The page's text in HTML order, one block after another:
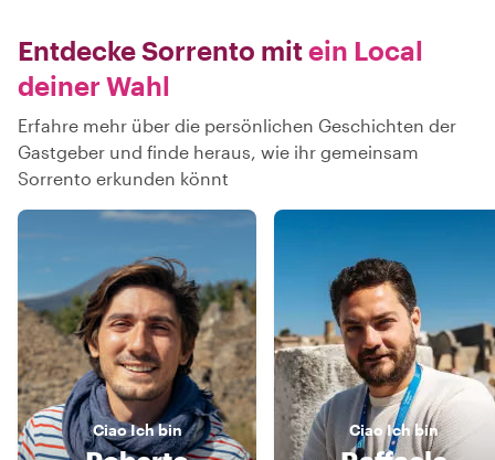
Entdecke Sorrento mitein Local
deiner Wahl
Erfahre mehr über die persönlichen Geschichten der
Gastgeber und finde heraus, wie ihr gemeinsam
Sorrento erkunden könnt
CiaoIch bin Ciao Ich bin